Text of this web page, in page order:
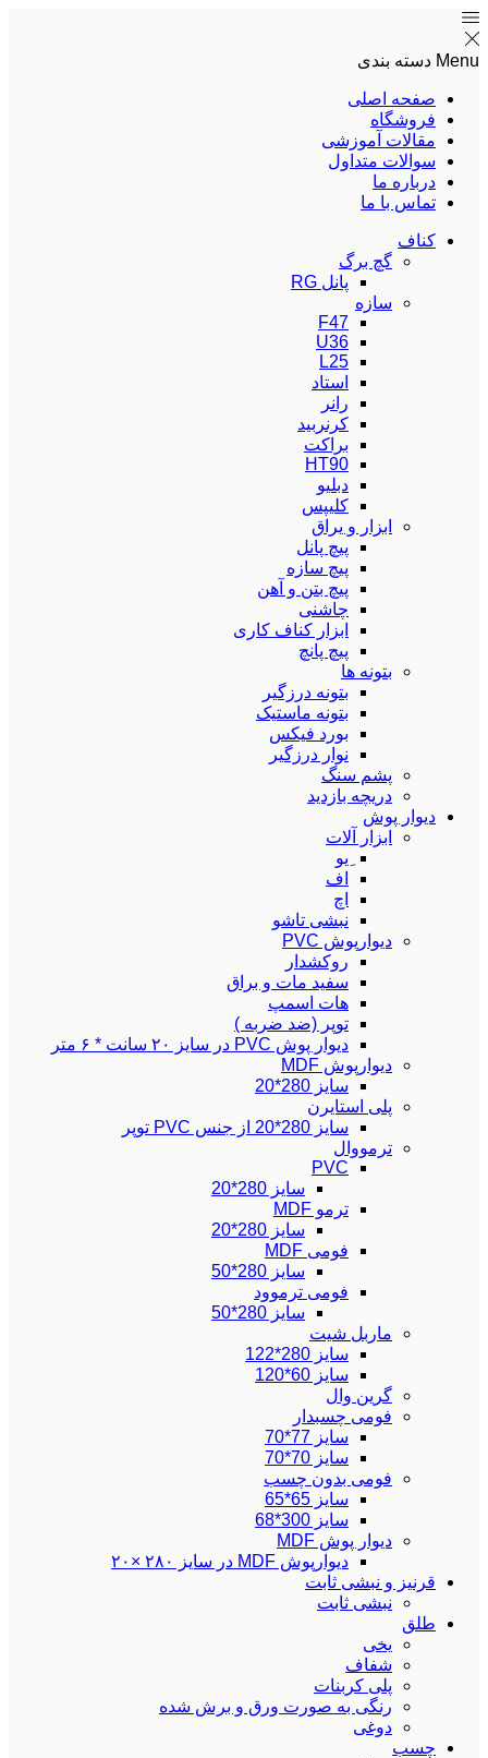
Menu دسته بندی
صفحه اصلی
فروشگاه
مقالات آموزشی
سوالات متداول
درباره ما
تماس با ما
کناف
گچ برگ
پانل RG
سازه
F47
U36
L25
استاد
رانر
کرنربید
براکت
HT90
دبلیو
کلیپس
ابزار و یراق
پیچ پانل
پیچ سازه
پیچ بتن و آهن
چاشنی
ابزار کناف کاری
پیچ پانچ
بتونه ها
بتونه درزگیر
بتونه ماستیک
بورد فیکس
نوار درزگیر
پشم سنگ
دریچه بازدید
دیوار پوش
ابزار آلات
ِیو
اف
اچ
نبشی تاشو
دیوارپوش PVC
روکشدار
سفید مات و براق
هات اسمپ
توپر (ضد ضربه )
دیوار پوش PVC در سایز ۲۰ سانت * ۶ متر
دیوارپوش MDF
سایز 280*20
پلی استایرن
سایز 280*20 از جنس PVC توپر
ترمووال
PVC
سایز 280*20
ترمو MDF
سایز 280*20
فومی MDF
سایز 280*50
فومی ترموود
سایز 280*50
ماربل شیت
سایز 280*122
سایز 60*120
گرین وال
فومی چسبدار
سایز 77*70
سایز 70*70
فومی بدون چسب
سایز 65*65
سایز 300*68
دیوار پوش MDF
دیوارپوش MDF در سایز ۲۸۰ ×۲۰
قرنیز و نبشی ثابت
نبشی ثابت
طلق
یخی
شفاف
پلی کربنات
رنگی به صورت ورق و برش شده
دوغی
چسب